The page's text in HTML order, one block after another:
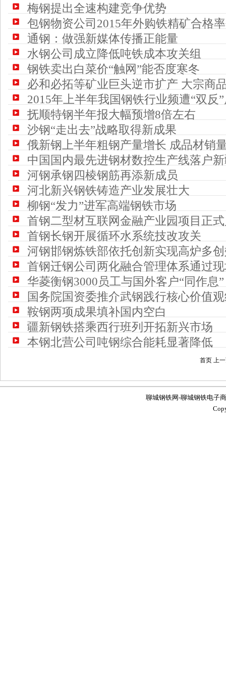
梅钢提出全速构建竞争优势
包钢物资公司2015年外购铁精矿合格
通钢：做强新媒体传播正能量
水钢公司成立降低吨铁成本攻关组
钢铁卖出白菜价“触网”能否度寒冬
必和必拓等矿业巨头逆市扩产 大宗商
2015年上半年我国钢铁行业频遭“双反
抚顺特钢半年报大幅预增8倍左右
沙钢“走出去”战略取得新成果
俄新钢上半年粗钢产量增长 成品材销
中国国内最先进钢材数控生产线落户
河钢承钢四棱钢筋再添新成员
河北新兴钢铁铸造产业发展壮大
柳钢“发力”进军高端钢铁市场
首钢二型材互联网金融产业园项目正
首钢长钢开展循环水系统技改攻关
河钢邯钢炼铁部依托创新实现高炉多
首钢迁钢公司两化融合管理体系通过
华菱衡钢3000员工与国外客户“同作息”
国务院国资委推介武钢践行核心价值
鞍钢两项成果填补国内空白
疆新钢铁搭乘西行班列开拓新兴市场
本钢北营公司吨钢综合能耗显著降低
首页 上
聊城钢铁网-聊城钢铁电子